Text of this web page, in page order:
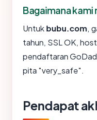
Bagaimana
Untuk bubu.com,
tahun, SSL OK,
pendaftaran
pita "very_safe".
Pendapat